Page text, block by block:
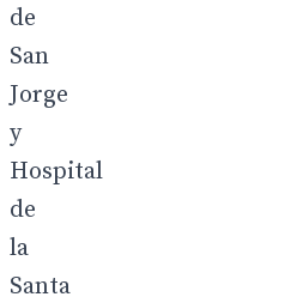
de
San
Jorge
y
Hospital
de
la
Santa